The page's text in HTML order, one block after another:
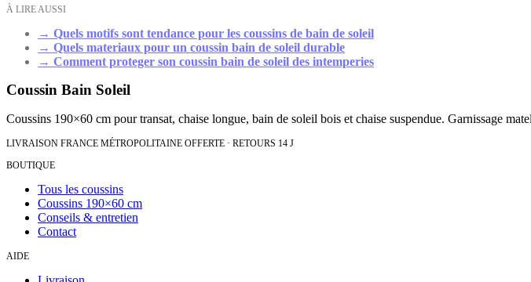
À LIRE AUSSI
→ Quels motifs sont tendance pour les coussins de bain de soleil
→ Quels materiaux pour un coussin bain de soleil durable
→ Comment proteger son coussin bain de soleil des intemperies
Coussin Bain Soleil
Coussins 190×60 cm pour transat, chaise longue, bain de soleil bois et chaise suspendue. Garnissage
LIVRAISON FRANCE MÉTROPOLITAINE OFFERTE · RETOURS 14 J
BOUTIQUE
Tous les coussins
Coussins 190×60 cm
Conseils & entretien
Contact
AIDE